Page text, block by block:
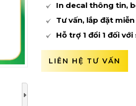
In decal thông tin,
Tư vấn, lắp đặt
Hỗ trợ 1 đổi 1 đối
LIÊN HỆ TƯ VẤN